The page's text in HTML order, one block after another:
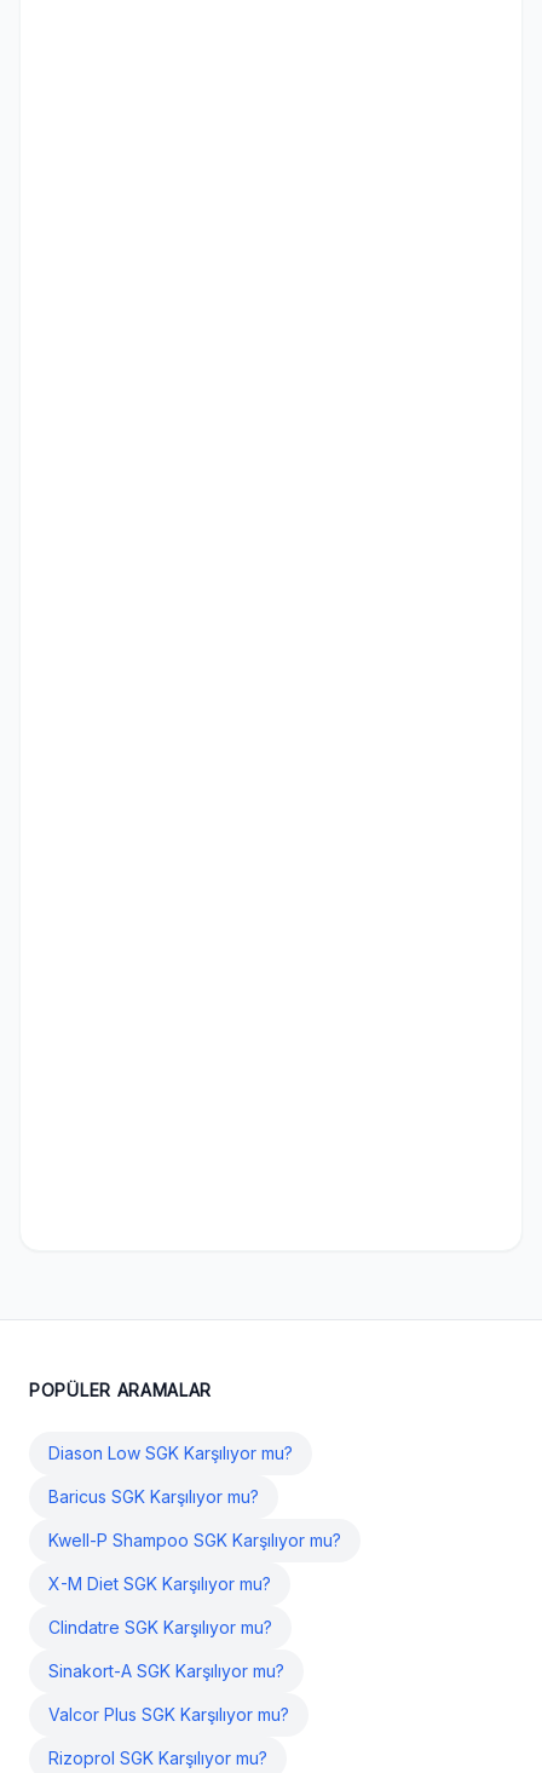
POPÜLER ARAMALAR
Diason Low SGK Karşılıyor mu?
Baricus SGK Karşılıyor mu?
Kwell-P Shampoo SGK Karşılıyor mu?
X-M Diet SGK Karşılıyor mu?
Clindatre SGK Karşılıyor mu?
Sinakort-A SGK Karşılıyor mu?
Valcor Plus SGK Karşılıyor mu?
Rizoprol SGK Karşılıyor mu?